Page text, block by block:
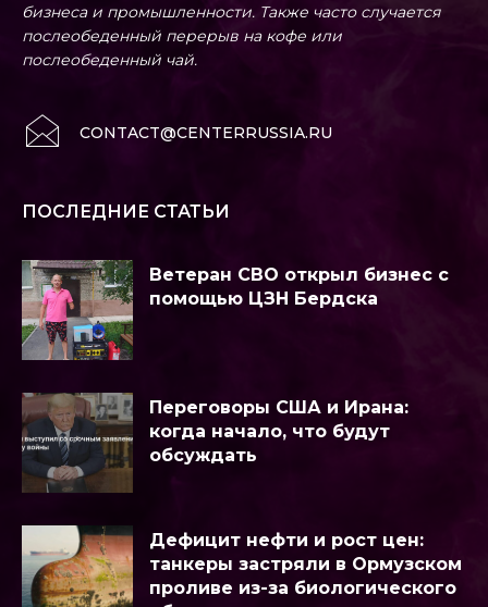
бизнеса и промышленности. Также часто случается
послеобеденный перерыв на кофе или
послеобеденный чай.
CONTACT@CENTERRUSSIA.RU
ПОСЛЕДНИЕ СТАТЬИ
Ветеран СВО открыл бизнес с
помощью ЦЗН Бердска
Переговоры США и Ирана:
когда начало, что будут
обсуждать
Дефицит нефти и рост цен:
танкеры застряли в Ормузском
проливе из-за биологического